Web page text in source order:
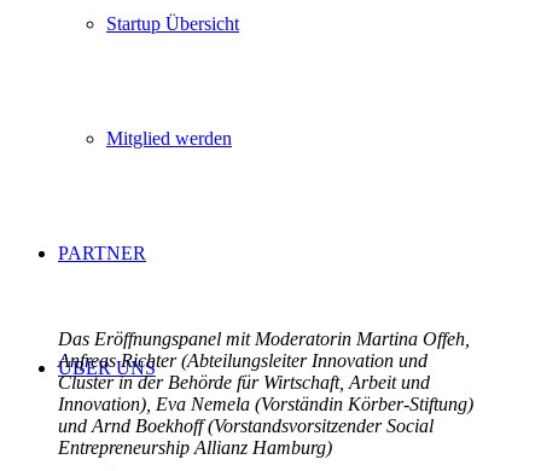
Startup Übersicht
Mitglied werden
PARTNER
ÜBER UNS
Das Eröffnungspanel mit Moderatorin Martina Offeh,
Anfreas Richter (Abteilungsleiter Innovation und
Cluster in der Behörde für Wirtschaft, Arbeit und
Innovation), Eva Nemela (Vorständin Körber-Stiftung)
und Arnd Boekhoff (Vorstandsvorsitzender Social
Entrepreneurship Allianz Hamburg)